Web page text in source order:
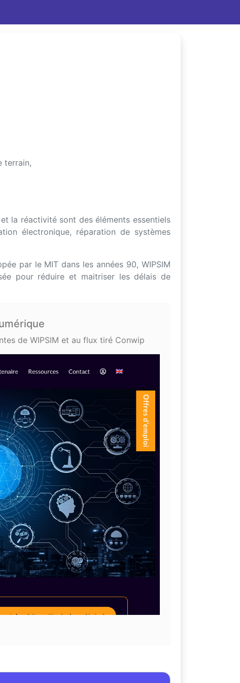
terrain,
la réactivité sont des éléments essentiels
électronique, réparation de systèmes
par le MIT dans les années 90, WIPSIM
pour réduire et maitriser les délais de
de WIPSIM et au flux tiré Conwip